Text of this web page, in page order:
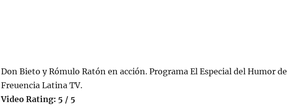
Don Bieto y Rómulo Ratón en acción. Programa El Especial del Humor de
Freuencia Latina TV.
Video Rating: 5 / 5